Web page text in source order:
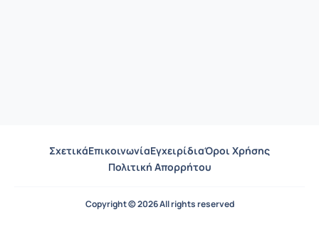
ΣχετικάΕπικοινωνίαΕγχειρίδιαΌροι Χρήσης
Πολιτική Απορρήτου
Copyright © 2026 All rights reserved